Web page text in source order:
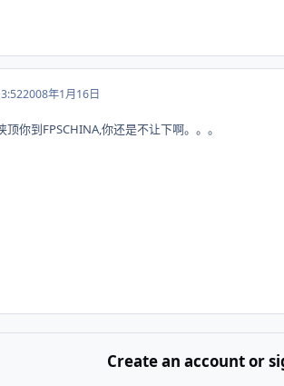
2008年1月16日
顶你到FPSCHINA,你还是不让下啊。。。
Create an account or